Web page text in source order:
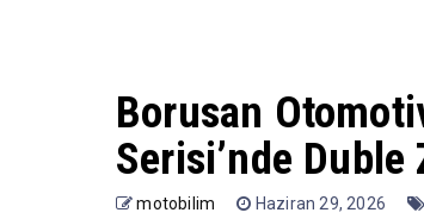
Borusan
Serisi’nde Duble
motobilim Haziran 29, 2026